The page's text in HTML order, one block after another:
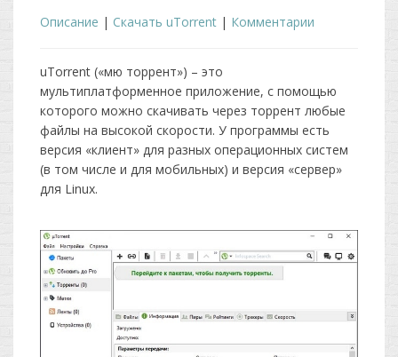
Описание | Скачать uTorrent | Комментарии
uTorrent («мю торрент») – это
мультиплатформенное приложение, с помощью
которого можно скачивать через торрент любые
файлы на высокой скорости. У программы есть
версия «клиент» для разных операционных систем
(в том числе и для мобильных) и версия «сервер»
для Linux.